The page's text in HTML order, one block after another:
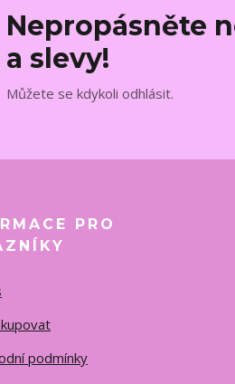
Nepropásněte
a slevy!
Můžete se kdykoli odhlásit.
PRO
podmínky